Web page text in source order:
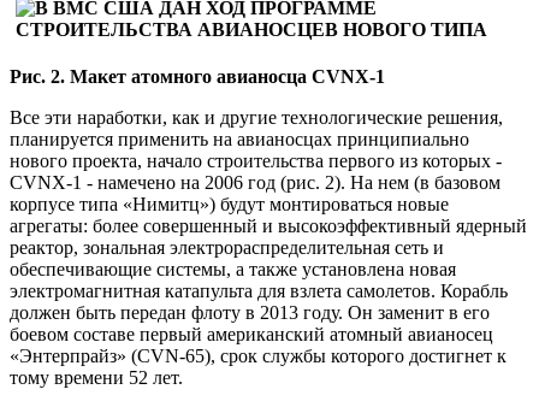
Рис. 2. Макет атомного авианосца CVNX-1
Все эти наработки, как и другие технологические решения,
планируется применить на авианосцах принципиально
нового проекта, начало строительства первого из которых -
CVNX-1 - намечено на 2006 год (рис. 2). На нем (в базовом
корпусе типа «Нимитц») будут монтироваться новые
агрегаты: более совершенный и высокоэффективный ядерный
реактор, зональная электрораспределительная сеть и
обеспечивающие системы, а также установлена новая
электромагнитная катапульта для взлета самолетов. Корабль
должен быть передан флоту в 2013 году. Он заменит в его
боевом составе первый американский атомный авианосец
«Энтерпрайз» (CVN-65), срок службы которого достигнет к
тому времени 52 лет.